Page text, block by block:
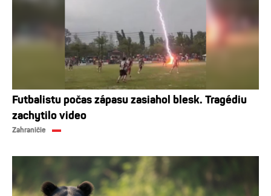
Futbalistu počas zápasu zasiahol blesk. Tragédiu
zachytilo video
Zahraničie